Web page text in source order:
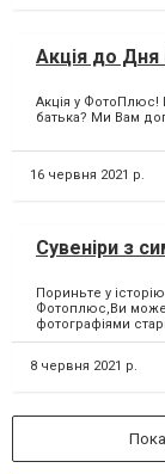
Акція до Дня
Акція у ФотоПлюс!
батька? Ми Вам
16 червня 2021 р.
Сувеніри з
Пориньте у
Фотоплюс,Ви
фотографіями
8 червня 2021 р.